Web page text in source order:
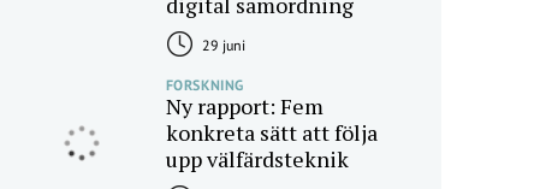
29 juni
FORSKNING
Ny rapport: Fem
konkreta sätt att följa
upp välfärdsteknik